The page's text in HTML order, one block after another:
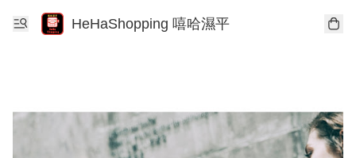
HeHaShopping 嘻哈濕平